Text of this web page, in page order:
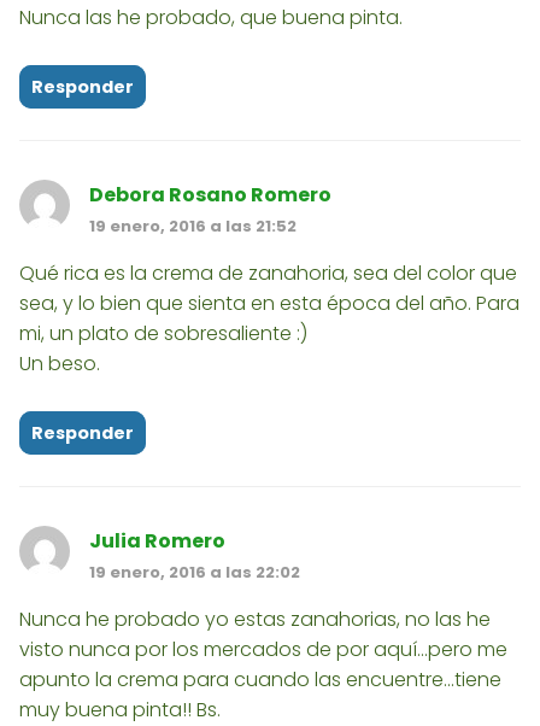
Nunca las he probado, que buena pinta.
Responder
Debora Rosano Romero
19 enero, 2016 a las 21:52
Qué rica es la crema de zanahoria, sea del color que
sea, y lo bien que sienta en esta época del año. Para
mi, un plato de sobresaliente :)
Un beso.
Responder
Julia Romero
19 enero, 2016 a las 22:02
Nunca he probado yo estas zanahorias, no las he
visto nunca por los mercados de por aquí...pero me
apunto la crema para cuando las encuentre...tiene
muy buena pinta!! Bs.